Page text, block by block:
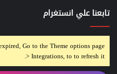
تابعنا علي انستغرام
Go to the Theme options page
> Integrations, to to refresh it.